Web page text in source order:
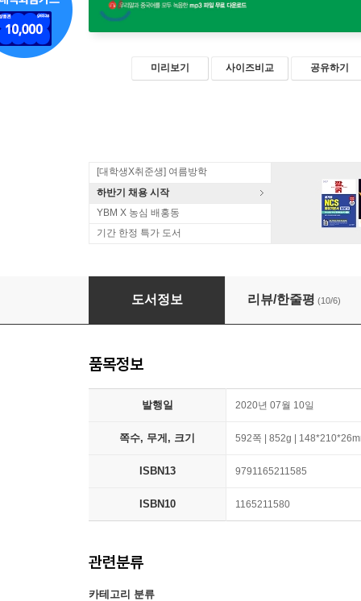
미리보기 사이즈비교 공유하기
[대학생X취준생] 여름방학
하반기 채용 시작
YBM X 농심 배홍동
기간 한정 특가 도서
네이티브는 쉬운 중국어로 말한다 200 대화 편
도서정보 리뷰/한줄평 (10/6)
품목정보
발행일 2020년 07월 10일
쪽수, 무게, 크기 592쪽 | 852g |
ISBN13 9791165211585
ISBN10 1165211580
관련분류
카테고리 분류